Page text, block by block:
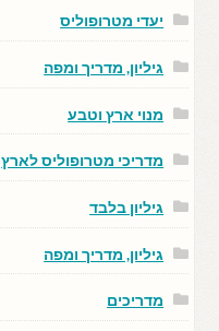
יעדי מטרופוליס
גיליון, מדריך ומפה
מנוי ארץ וטבע
מדריכי מטרופוליס לארץ
גיליון בלבד
גיליון, מדריך ומפה
מדריכים